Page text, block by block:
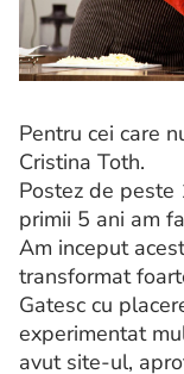
Pentru cei care
Cristina Toth.
Postez de peste
primii 5 ani am
Am inceput
transformat
Gatesc cu
experimentat
avut site-ul,